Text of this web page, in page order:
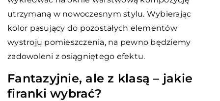
utrzymaną w nowoczesnym stylu. Wybierając
kolor pasujący do pozostałych elementów
wystroju pomieszczenia, na pewno będziemy
zadowoleni z osiągniętego efektu.
Fantazyjnie, ale z klasą – jakie
firanki wybrać?